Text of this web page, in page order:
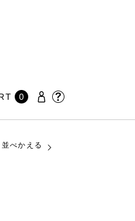
0
並べかえる